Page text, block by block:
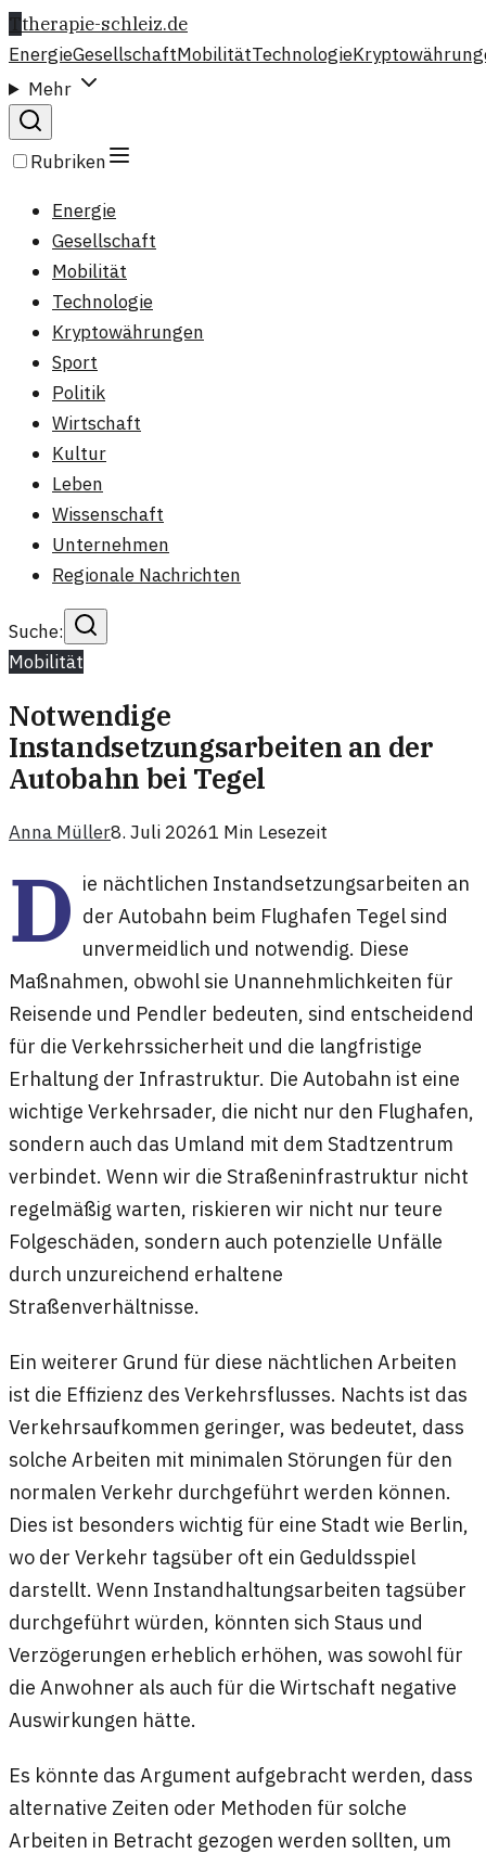
Ttherapie-schleiz.de
EnergieGesellschaftMobilitätTechnologie
Mehr
Rubriken
Energie
Gesellschaft
Mobilität
Technologie
Kryptowährungen
Sport
Politik
Wirtschaft
Kultur
Leben
Wissenschaft
Unternehmen
Regionale Nachrichten
Suche:
Mobilität
Notwendige
Instandsetzungsarbeiten an der
Autobahn bei Tegel
Anna Müller8. Juli 20261 Min Lesezeit
D ie nächtlichen Instandsetzungsarbeiten an
der Autobahn beim Flughafen Tegel sind
unvermeidlich und notwendig. Diese
Maßnahmen, obwohl sie Unannehmlichkeiten für
Reisende und Pendler bedeuten, sind entscheidend
für die Verkehrssicherheit und die langfristige
Erhaltung der Infrastruktur. Die Autobahn ist eine
wichtige Verkehrsader, die nicht nur den Flughafen,
sondern auch das Umland mit dem Stadtzentrum
verbindet. Wenn wir die Straßeninfrastruktur nicht
regelmäßig warten, riskieren wir nicht nur teure
Folgeschäden, sondern auch potenzielle Unfälle
durch unzureichend erhaltene
Straßenverhältnisse.
Ein weiterer Grund für diese nächtlichen Arbeiten
ist die Effizienz des Verkehrsflusses. Nachts ist das
Verkehrsaufkommen geringer, was bedeutet, dass
solche Arbeiten mit minimalen Störungen für den
normalen Verkehr durchgeführt werden können.
Dies ist besonders wichtig für eine Stadt wie Berlin,
wo der Verkehr tagsüber oft ein Geduldsspiel
darstellt. Wenn Instandhaltungsarbeiten tagsüber
durchgeführt würden, könnten sich Staus und
Verzögerungen erheblich erhöhen, was sowohl für
die Anwohner als auch für die Wirtschaft negative
Auswirkungen hätte.
Es könnte das Argument aufgebracht werden, dass
alternative Zeiten oder Methoden für solche
Arbeiten in Betracht gezogen werden sollten, um